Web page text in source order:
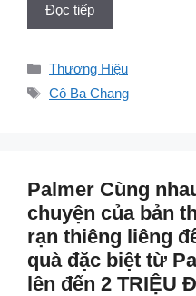
Đọc tiếp
Danh
mục
Thương Hiệu
Thẻ
Cô Ba Chang
Palmer Cùng
chuyện của bản
rạn thiêng liêng
quà đặc biệt từ
lên đến 2 TRIỆU